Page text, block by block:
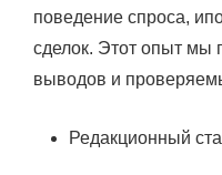
поведение спроса,
сделок. Этот опыт мы
выводов и
Редакционный